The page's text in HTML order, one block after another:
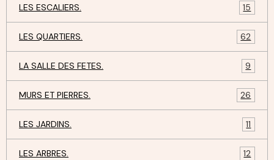
LES ESCALIERS. 15
LES QUARTIERS. 62
LA SALLE DES FETES. 9
MURS ET PIERRES. 26
LES JARDINS. 11
LES ARBRES. 12